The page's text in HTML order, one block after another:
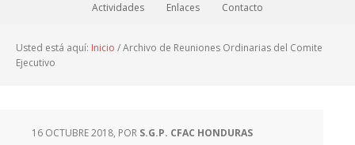
Actividades Enlaces Contacto
Usted está aquí: Inicio /Archivo de Reuniones Ordinarias del Comite
Ejecutivo
16 OCTUBRE 2018, POR S.G.P. CFAC HONDURAS